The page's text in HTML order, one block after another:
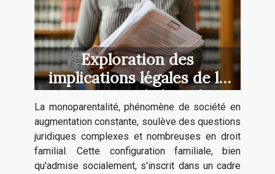
Exploration des
implications légales de la
monoparentalité en droit
familial
La monoparentalité, phénomène de société en
augmentation constante, soulève des questions
juridiques complexes et nombreuses en droit
familial. Cette configuration familiale, bien
qu'admise socialement, s'inscrit dans un cadre